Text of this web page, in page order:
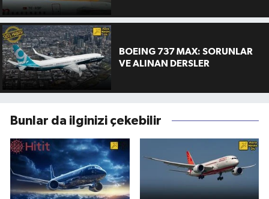
BOEING 737 MAX: SORUNLAR
VE ALINAN DERSLER
Bunlar da ilginizi çekebilir